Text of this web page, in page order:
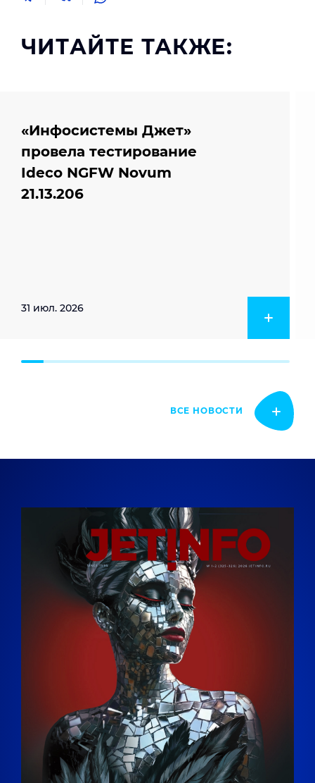
ЧИТАЙТЕ ТАКЖЕ:
«Инфосистемы Джет»
провела тестирование
Ideco NGFW Novum
21.13.206
31 июл. 2026
ВСЕ НОВОСТИ